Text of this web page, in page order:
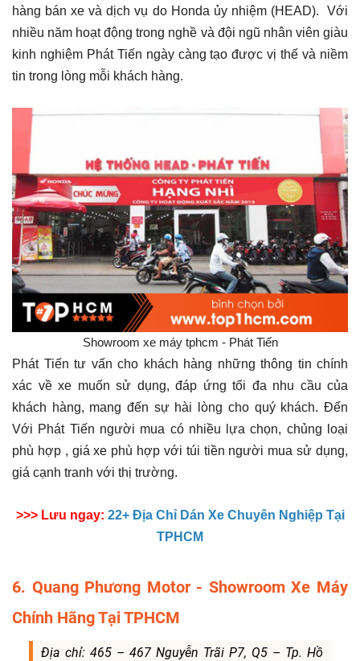
hàng bán xe và dịch vụ do Honda ủy nhiệm (HEAD). Với
nhiều năm hoạt động trong nghề và đội ngũ nhân viên giàu
kinh nghiệm Phát Tiến ngày càng tạo được vị thế và niềm
tin trong lòng mỗi khách hàng.
Showroom xe máy tphcm - Phát Tiến
Phát Tiến tư vấn cho khách hàng những thông tin chính
xác về xe muốn sử dụng, đáp ứng tối đa nhu cầu của
khách hàng, mang đến sự hài lòng cho quý khách. Đến
Với Phát Tiến người mua có nhiều lựa chọn, chủng loại
phù hợp , giá xe phù hợp với túi tiền người mua sử dụng,
giá cạnh tranh với thị trường.
>>> Lưu ngay: 22+ Địa Chỉ Dán Xe Chuyên Nghiệp Tại
TPHCM
6. Quang Phương Motor - Showroom Xe Máy
Chính Hãng Tại TPHCM
Địa chỉ: 465 – 467 Nguyễn Trãi P7, Q5 – Tp. Hồ